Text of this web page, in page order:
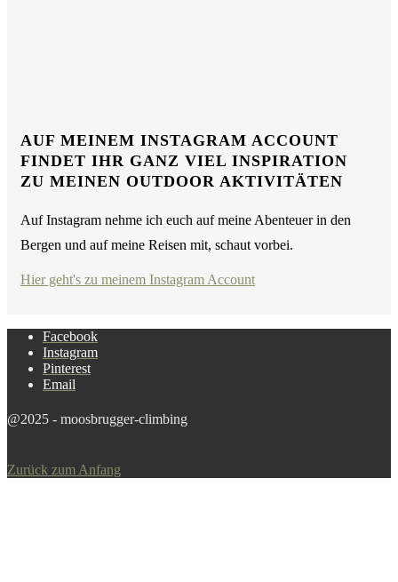
AUF MEINEM INSTAGRAM ACCOUNT
FINDET IHR GANZ VIEL INSPIRATION
ZU MEINEN OUTDOOR AKTIVITÄTEN
Auf Instagram nehme ich euch auf meine Abenteuer in den
Bergen und auf meine Reisen mit, schaut vorbei.
Hier geht's zu meinem Instagram Account
Facebook
Instagram
Pinterest
Email
@2025 - moosbrugger-climbing
Zurück zum Anfang